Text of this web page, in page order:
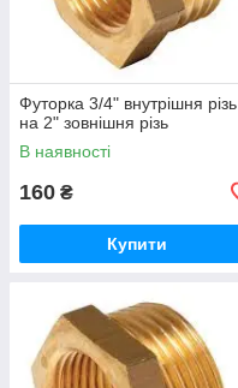
Футорка 3/4" внутрішня різь
на 2" зовнішня різь
В наявності
160 ₴
Купити